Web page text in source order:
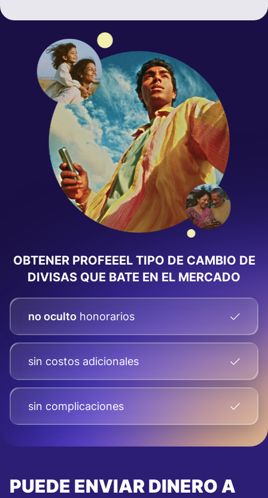
OBTENER PROFEEEL TIPO DE CAMBIO DE
DIVISAS QUE BATE EN EL MERCADO
no oculto honorarios
sin costos adicionales
sin complicaciones
PUEDE ENVIAR DINERO A